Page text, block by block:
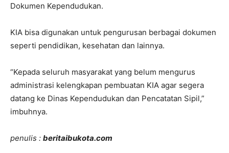
Dokumen Kependudukan.
KIA bisa digunakan untuk pengurusan berbagai dokumen
seperti pendidikan, kesehatan dan lainnya.
“Kepada seluruh masyarakat yang belum mengurus
administrasi kelengkapan pembuatan KIA agar segera
datang ke Dinas Kependudukan dan Pencatatan Sipil,”
imbuhnya.
penulis : beritaibukota.com